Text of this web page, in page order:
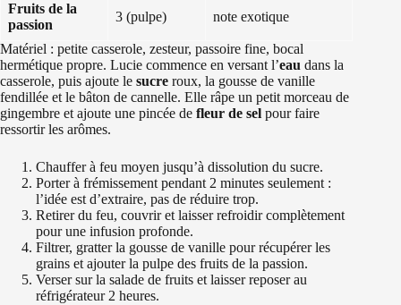
Fruits de la
passion
3 (pulpe) note exotique
Matériel : petite casserole, zesteur, passoire fine, bocal
hermétique propre. Lucie commence en versant l’eau dans la
casserole, puis ajoute le sucre roux, la gousse de vanille
fendillée et le bâton de cannelle. Elle râpe un petit morceau de
gingembre et ajoute une pincée de fleur de sel pour faire
ressortir les arômes.
Chauffer à feu moyen jusqu’à dissolution du sucre.
Porter à frémissement pendant 2 minutes seulement :
l’idée est d’extraire, pas de réduire trop.
Retirer du feu, couvrir et laisser refroidir complètement
pour une infusion profonde.
Filtrer, gratter la gousse de vanille pour récupérer les
grains et ajouter la pulpe des fruits de la passion.
Verser sur la salade de fruits et laisser reposer au
réfrigérateur 2 heures.